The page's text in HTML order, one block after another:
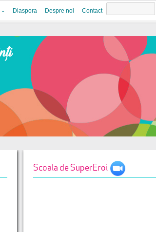
Diaspora Despre noi Contact
Scoala de SuperEroi